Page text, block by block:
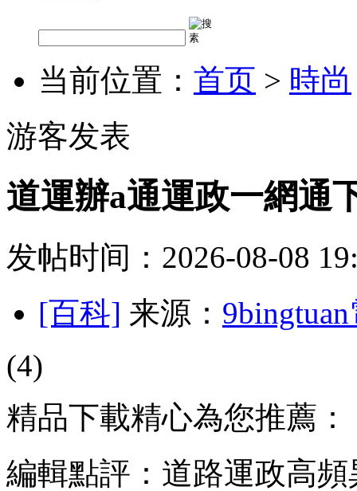
当前位置： 首页 > 時尚
游客发表
道運辦a通運政一網通
发帖时间：2026-08-08
[百科] 来源：
(4)
精品下載精心為您推薦：
編輯點評：道路運政高